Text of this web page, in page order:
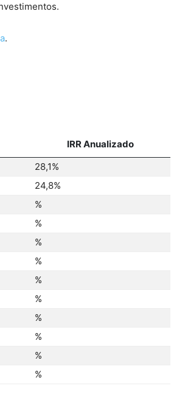
.
IRR Anualizado
28,1%
24,8%
%
%
%
%
%
%
%
%
%
%